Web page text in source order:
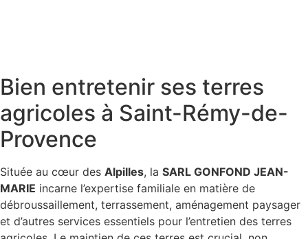
Bien entretenir ses terres
agricoles à Saint-Rémy-de-
Provence
Située au cœur des Alpilles, la SARL GONFOND JEAN-
MARIE incarne l’expertise familiale en matière de
débroussaillement, terrassement, aménagement paysager
et d’autres services essentiels pour l’entretien des terres